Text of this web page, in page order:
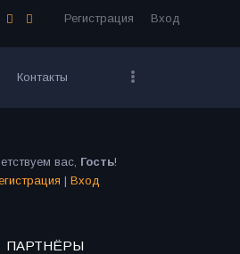
Регистрация Вход
Контакты
вас, Гость!
| Вход
ПАРТНЁРЫ